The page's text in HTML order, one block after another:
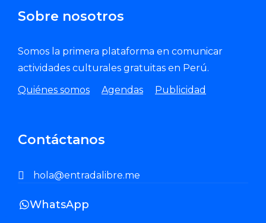
Sobre nosotros
Somos la primera plataforma en comunicar
actividades culturales gratuitas en Perú.
Quiénes somos
Agendas Publicidad
Contáctanos
hola@entradalibre.me
WhatsApp